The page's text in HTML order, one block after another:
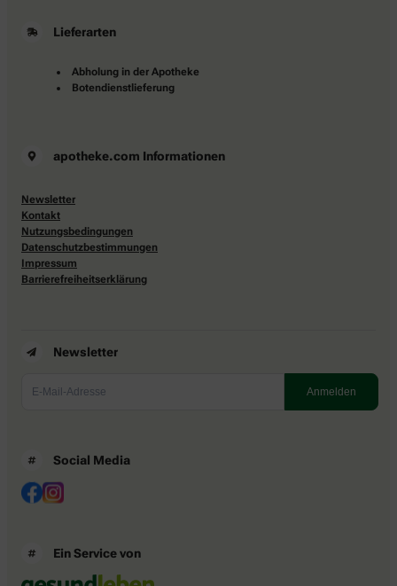
Lieferarten
Abholung in der Apotheke
Botendienstlieferung
apotheke.com Informationen
Newsletter
Kontakt
Nutzungsbedingungen
Datenschutzbestimmungen
Impressum
Barrierefreiheitserklärung
Newsletter
Social Media
Ein Service von